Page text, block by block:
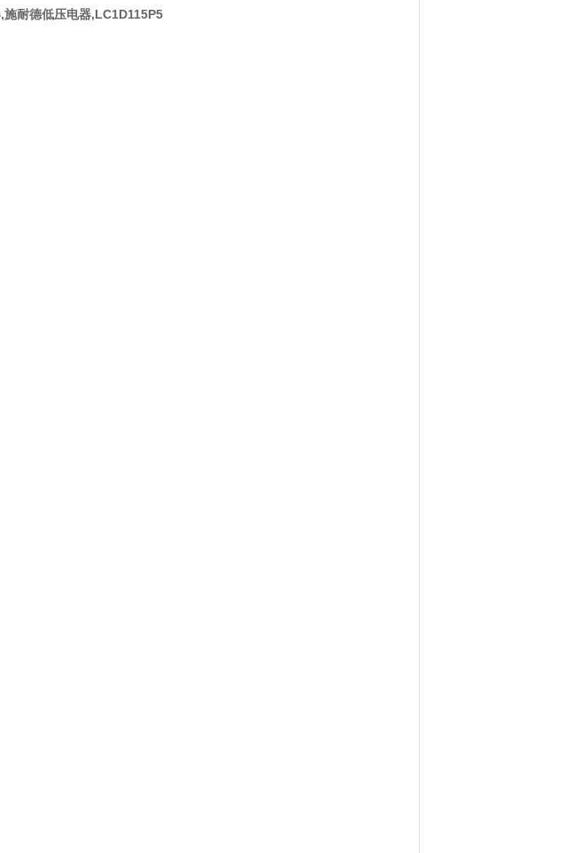
耐德低压电器,LC1D115P5